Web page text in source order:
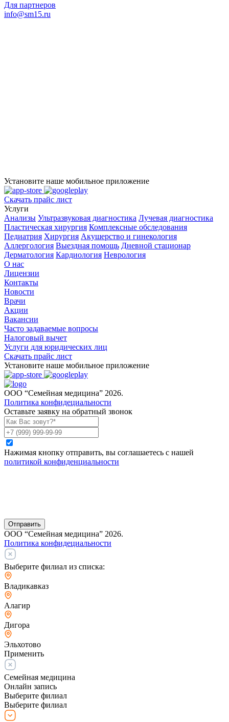
Для партнеров
info@sm15.ru
Установите наше мобильное приложение
Скачать прайс лист
Услуги
Анализы Ультразвуковая диагностика Лучевая диагностика
Пластическая хирургия Комплексные обследования
Педиатрия Хирургия Акушерство и гинекология
Аллергология Выездная помощь Дневной стационар
Дерматология Кардиология Неврология
О нас
Лицензии
Контакты
Новости
Врачи
Акции
Вакансии
Часто задаваемые вопросы
Налоговый вычет
Услуги для юридических лиц
Скачать прайс лист
Установите наше мобильное приложение
ООО “Семейная медицина” 2026.
Политика конфидециальности
Оставьте заявку на обратный звонок
Нажимая кнопку отправить, вы соглашаетесь с нашей
политикой конфиденциальности
Отправить
ООО “Семейная медицина” 2026.
Политика конфидециальности
Выберите филиал из списка:
Владикавказ
Алагир
Дигора
Эльхотово
Применить
Семейная медицина
Онлайн запись
Выберите филиал
Выберите филиал